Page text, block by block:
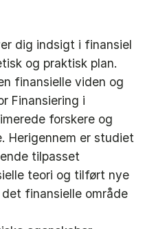
dig indsigt i finansiel
og praktisk plan.
finansielle viden og
Finansiering i
forskere og
Herigennem er studiet
tilpasset
teori og tilført nye
finansielle område